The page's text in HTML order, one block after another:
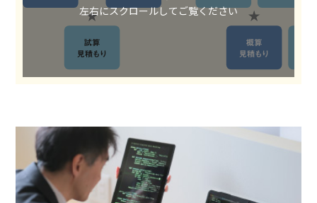
左右にスクロールしてご覧ください